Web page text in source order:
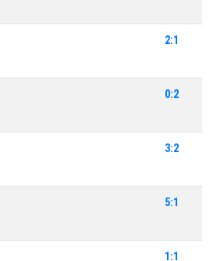
2:1
0:2
3:2
5:1
1:1